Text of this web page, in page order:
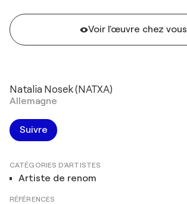
Voir l'œuvre chez vous
Natalia Nosek (NATXA)
Allemagne
Suivre
CATÉGORIES D'ARTISTES
Artiste de renom
RÉFÉRENCES